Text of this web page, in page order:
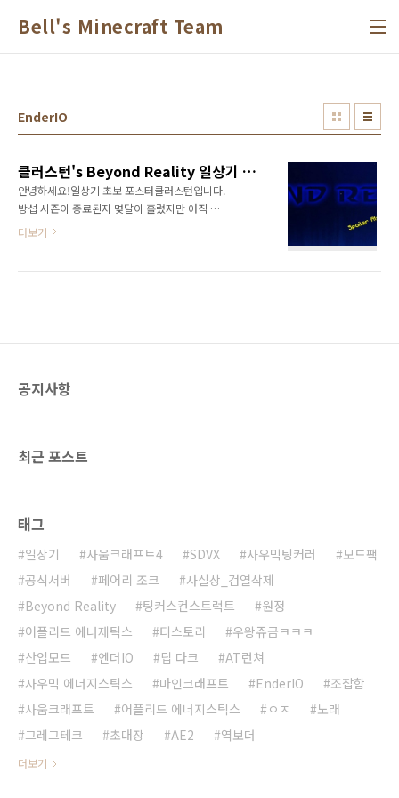
Bell's Minecraft Team
EnderIO
클러스턴's Beyond Reality 일상기 ~시작(=근황)~
안녕하세요!일상기 초보 포스터클러스턴입니다.
방섭 시즌이 종료된지 몆달이 흘렀지만 아직 열
리지 않아서 답답해하고 있는 클턴이 가져온 포
으로 추가한 모드를 나열하자면...이렇게 되네요.
더보기
공지사항
최근 포스트
태그
일상기 사움크래프트4 SDVX 사우믹팅커러
모드팩
공식서버
페어리 조크
사실상_검열삭제
Beyond Reality
팅커스컨스트럭트
원정
어플리드 에너제틱스
티스토리
우왕쥬금ㅋㅋㅋ
산업모드
엔더IO 딥 다크
AT런쳐
사우믹 에너지스틱스
마인크래프트 EnderIO
조잡함
사움크래프트
어플리드 에너지스틱스 ㅇㅈ
노래
그레그테크
초대장 AE2 역보더
더보기